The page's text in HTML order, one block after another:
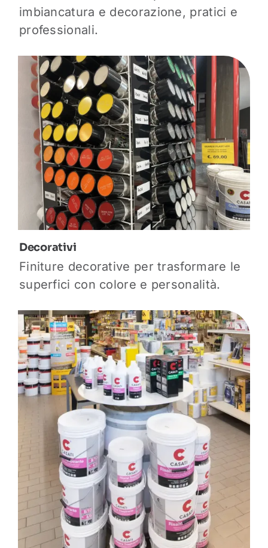
imbiancatura e decorazione, pratici e
professionali.
Decorativi
Finiture decorative per trasformare le
superfici con colore e personalità.